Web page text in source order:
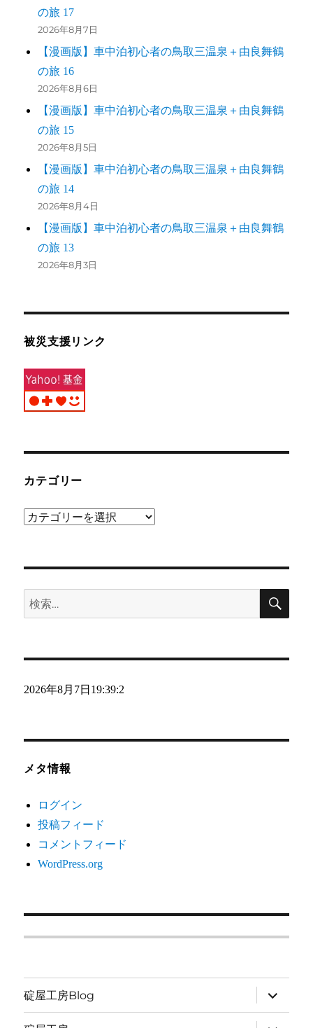
の旅 17
2026年8月7日
【漫画版】車中泊初心者の鳥取三温泉＋由良舞鶴
の旅 16
2026年8月6日
【漫画版】車中泊初心者の鳥取三温泉＋由良舞鶴
の旅 15
2026年8月5日
【漫画版】車中泊初心者の鳥取三温泉＋由良舞鶴
の旅 14
2026年8月4日
【漫画版】車中泊初心者の鳥取三温泉＋由良舞鶴
の旅 13
2026年8月3日
被災支援リンク
カテゴリー
カ
検
索:
検
2026年8月7日 19:39:3
メタ情報
ログイン
投稿フィード
コメントフィード
WordPress.org
碇屋工房Blog
ブ
メ
ニ